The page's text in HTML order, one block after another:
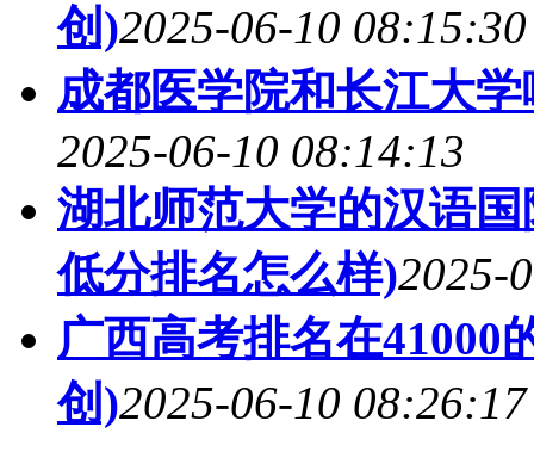
创)2025-06-10 08:15:30
成都医学院和长江大
2025-06-10 08:14:13
湖北师范大学的汉语
低分排名怎么样)2025-
广西高考排名在41000
创)2025-06-10 08:26:17